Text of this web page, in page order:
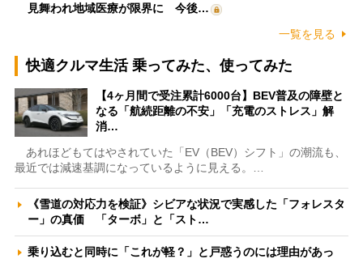
見舞われ地域医療が限界に 今後…
一覧を見る
快適クルマ生活 乗ってみた、使ってみた
【4ヶ月間で受注累計6000台】BEV普及の障壁と
なる「航続距離の不安」「充電のストレス」解
消…
あれほどもてはやされていた「EV（BEV）シフト」の潮流も、
最近では減速基調になっているように見える。…
《雪道の対応力を検証》シビアな状況で実感した「フォレスタ
ー」の真価 「ターボ」と「スト…
乗り込むと同時に「これが軽？」と戸惑うのには理由があっ